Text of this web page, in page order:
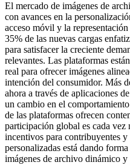
El mercado de imágenes de
con avances en la
acceso móvil y la
35% de las nuevas cargas
para satisfacer la creciente
relevantes. Las plataformas
real para ofrecer imágenes
intención del consumidor. Más
ahora a través de aplicaciones
un cambio en el
de las plataformas ofrecen
participación global es cada
incentivos para contribuyentes
personalizadas está dando
imágenes de archivo dinámico